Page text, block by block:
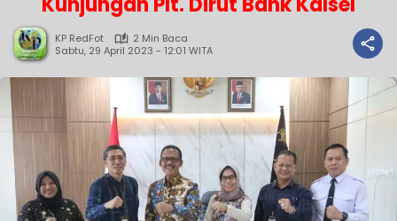
KP RedFot
2 Min Baca
Sabtu, 29 April 2023 - 12:01 WITA